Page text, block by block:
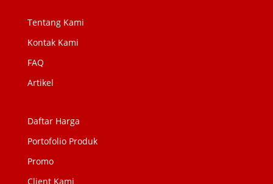
Tentang Kami
Kontak Kami
FAQ
Artikel
Daftar Harga
Portofolio Produk
Promo
Client Kami